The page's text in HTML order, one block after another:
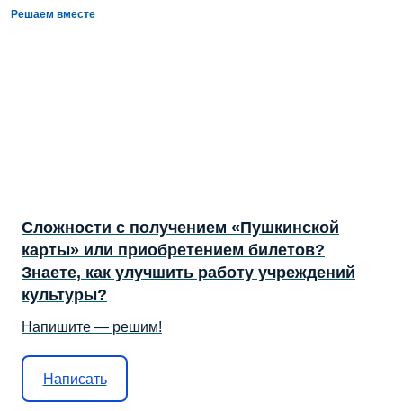
Решаем вместе
Сложности с получением «Пушкинской
карты» или приобретением билетов?
Знаете, как улучшить работу учреждений
культуры?
Напишите — решим!
Написать